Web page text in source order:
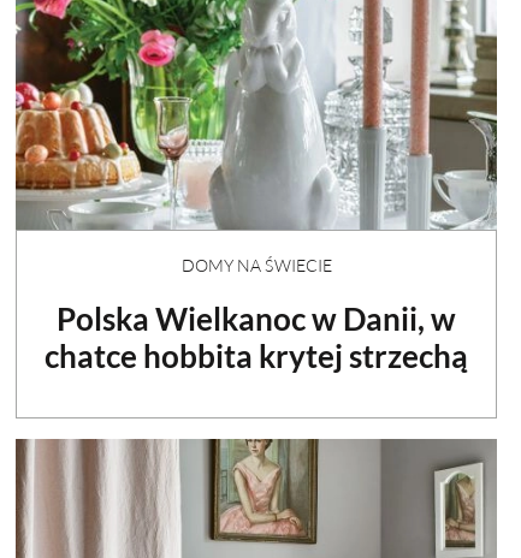
DOMY NA ŚWIECIE
Polska Wielkanoc w Danii, w
chatce hobbita krytej strzechą